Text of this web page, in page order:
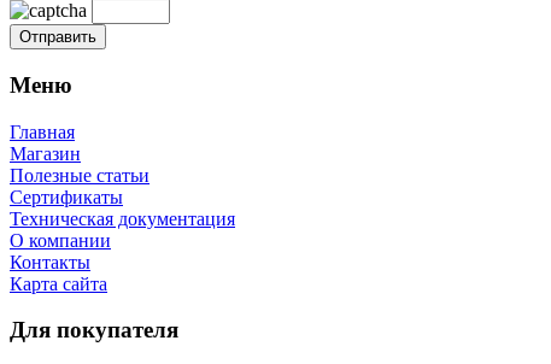
Меню
Главная
Магазин
Полезные статьи
Сертификаты
Техническая документация
О компании
Контакты
Карта сайта
Для покупателя